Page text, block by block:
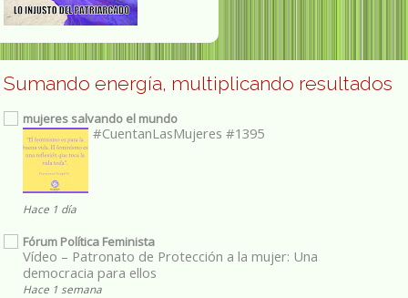
Sumando energía, multiplicando resultados
mujeres salvando el mundo
#CuentanLasMujeres #1395
Hace 1 día
Fórum Política Feminista
Vídeo – Patronato de Protección a la mujer: Una
democracia para ellos
Hace 1 semana